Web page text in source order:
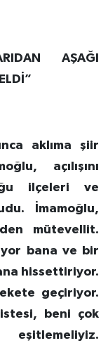
AŞAĞI
aklıma şiir
açılışını
ilçeleri ve
İmamoğlu,
mütevellit.
bana ve bir
hissettiriyor.
geçiriyor.
beni çok
eşitlemeliyiz.